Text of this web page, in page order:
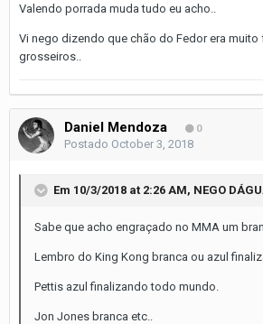
Valendo porrada muda tudo eu acho..
Vi nego dizendo que chão do Fedor era
grosseiros..
Daniel Mendoza 0
Postado October 3, 2018
Em 10/3/2018 at 2:26 AM, NEGO
Sabe que acho engraçado no MMA um
Lembro do King Kong branca ou azul
Pettis azul finalizando todo mundo.
Jon Jones branca etc..